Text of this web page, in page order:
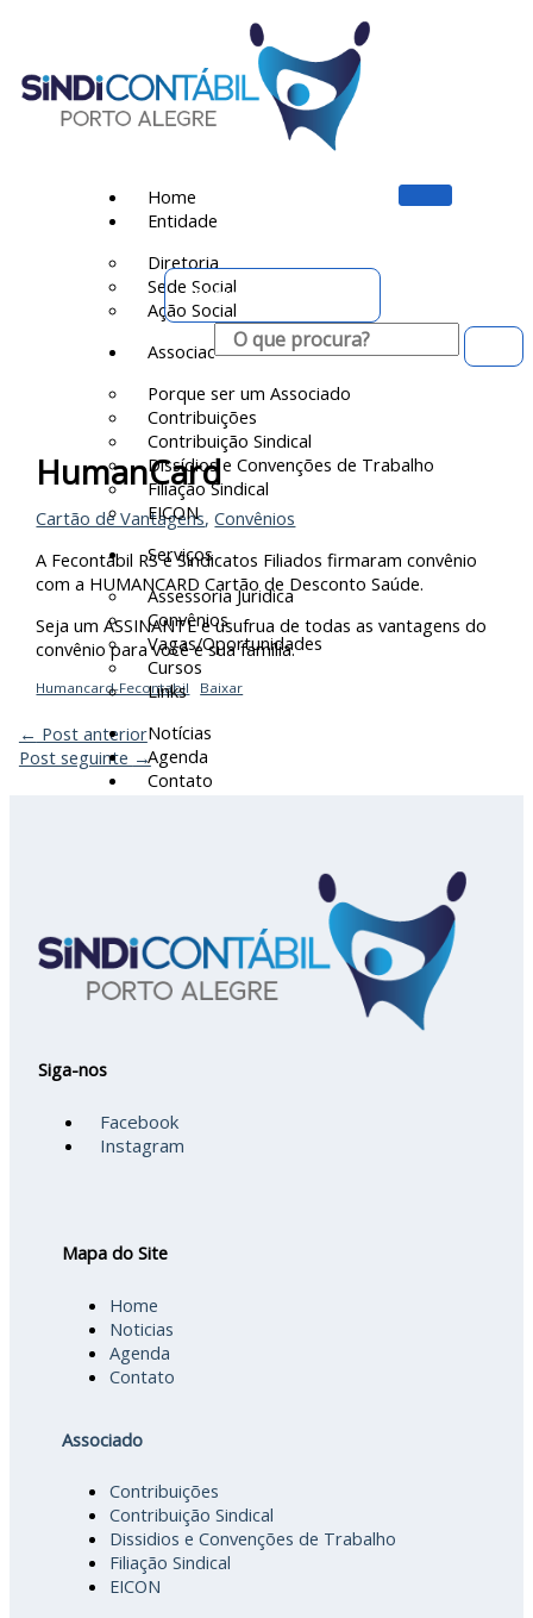
conteúdo
Home
Entidade
Diretoria
Sede Social
Ação Social
Associado
Porque ser um Associado
Contribuições
Contribuição Sindical
Dissídios e Convenções de Trabalho
Filiação Sindical
EICON
Serviços
Assessoria Juridica
Convênios
Vagas/Oportunidades
Cursos
Links
Notícias
Agenda
Contato
Portal do Associado
Pesquisar
HumanCard
Cartão de Vantagens,Convênios
A Fecontábil RS e Sindicatos Filiados firmaram convênio
com a HUMANCARD Cartão de Desconto Saúde.
Seja um ASSINANTE e usufrua de todas as vantagens do
convênio para você e sua família.
Humancard-Fecontabil Baixar
← Post anterior
Post seguinte →
Siga-nos
Facebook
Instagram
Mapa do Site
Home
Noticias
Agenda
Contato
Associado
Contribuições
Contribuição Sindical
Dissidios e Convenções de Trabalho
Filiação Sindical
EICON